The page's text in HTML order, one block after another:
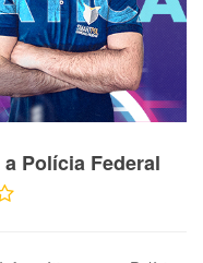
Polícia Federal